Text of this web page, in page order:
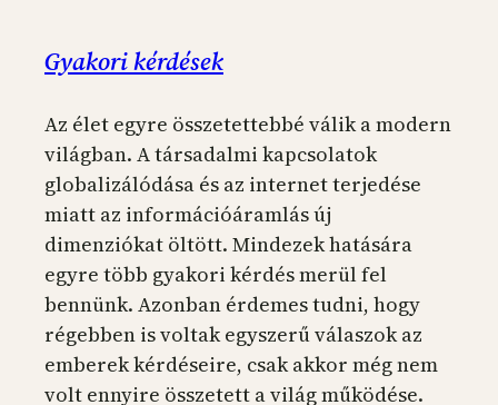
Gyakori kérdések
Az élet egyre összetettebbé válik a modern
világban. A társadalmi kapcsolatok
globalizálódása és az internet terjedése
miatt az információáramlás új
dimenziókat öltött. Mindezek hatására
egyre több gyakori kérdés merül fel
bennünk. Azonban érdemes tudni, hogy
régebben is voltak egyszerű válaszok az
emberek kérdéseire, csak akkor még nem
volt ennyire összetett a világ működése.